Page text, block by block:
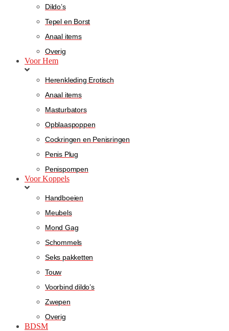
Dildo’s
Tepel en Borst
Anaal items
Overig
Voor Hem
Herenkleding Erotisch
Anaal items
Masturbators
Opblaaspoppen
Cockringen en Penisringen
Penis Plug
Penispompen
Voor Koppels
Handboeien
Meubels
Mond Gag
Schommels
Seks pakketten
Touw
Voorbind dildo’s
Zwepen
Overig
BDSM